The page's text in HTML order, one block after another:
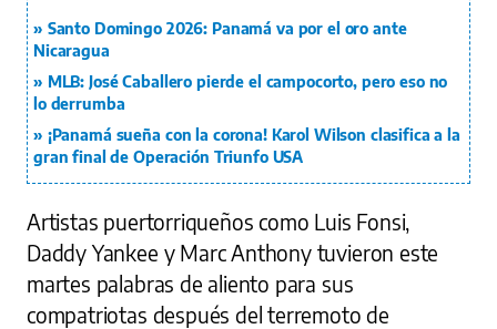
Santo Domingo 2026: Panamá va por el oro ante
Nicaragua
MLB: José Caballero pierde el campocorto, pero eso no
lo derrumba
¡Panamá sueña con la corona! Karol Wilson clasifica a la
gran final de Operación Triunfo USA
Artistas puertorriqueños como Luis Fonsi,
Daddy Yankee y Marc Anthony tuvieron este
martes palabras de aliento para sus
compatriotas después del terremoto de